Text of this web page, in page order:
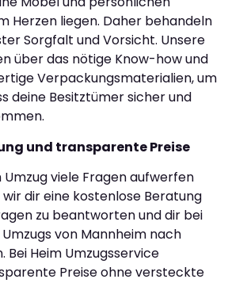
Herzen liegen. Daher behandeln
Sorgfalt und Vorsicht. Unsere
über das nötige Know-how und
Verpackungsmaterialien, um
deine Besitztümer sicher und
und transparente Preise
Umzug viele Fragen aufwerfen
dir eine kostenlose Beratung
zu beantworten und dir bei
von Mannheim nach
Bei Heim Umzugsservice
Preise ohne versteckte